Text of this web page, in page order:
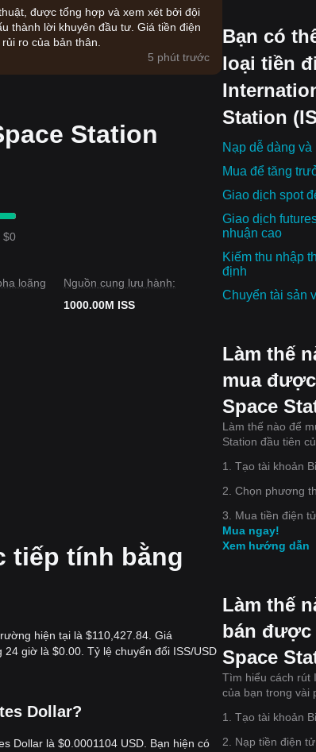
được tổng hợp và xem xét bởi đội
thành lời khuyên đầu tư. Giá tiền điện
ro của bản thân.
5 phút trước
Station
$0
loãng
Nguồn cung lưu hành:
1000.00M ISS
tiếp tính bằng
hiện tại là $110,427.84. Giá
giờ là $0.00. Tỷ lệ chuyển đổi ISS/USD
Dollar?
Dollar là $0.0001104 USD. Bạn hiện có
Bạn có
loại tiền
Station
Nạp dễ dàng
Mua để tăng
Giao dịch spot
Giao dịch
nhuận cao
Kiếm thu nhập
định
Chuyển tài sản
Làm thế
mua
Space
Làm thế nào để
Station đầu tiên
1. Tạo tài khoản
2. Chọn phương
3. Mua tiền điện
Mua ngay!
Xem hướng dẫn
Làm thế
bán được
Space
Tìm hiểu cách rút
của bạn trong vài
1. Tạo tài khoản
2. Nạp tiền điện